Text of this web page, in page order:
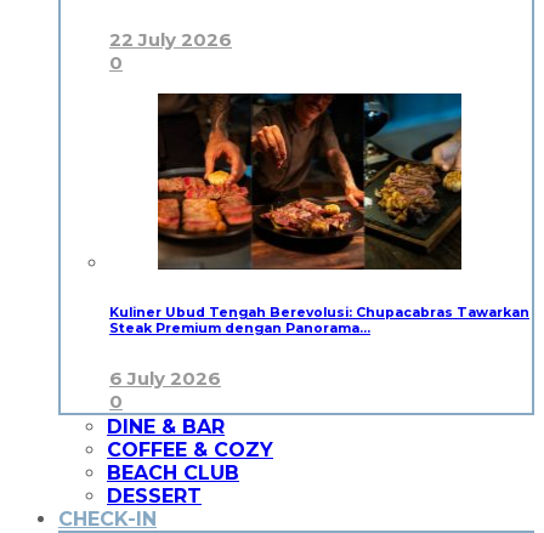
22 July 2026
0
Kuliner Ubud Tengah Berevolusi: Chupacabras Tawarkan
Steak Premium dengan Panorama…
6 July 2026
0
DINE & BAR
COFFEE & COZY
BEACH CLUB
DESSERT
CHECK-IN